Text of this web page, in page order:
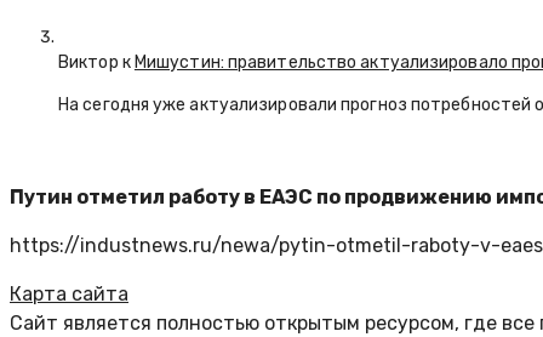
Виктор кМишустин: правительство актуализировало
На сегодня уже актуализировали прогноз
Путин отметил работу в ЕАЭС по продвижению
https://industnews.ru/newa/pytin-otmetil-raboty-v-
Карта сайта
Сайт является полностью открытым ресурсом, где